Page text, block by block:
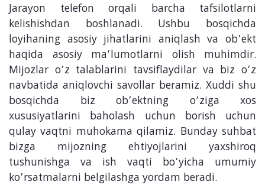
Jarayon telefon orqali barcha tafsilotlarni
kelishishdan boshlanadi. Ushbu bosqichda
loyihaning asosiy jihatlarini aniqlash va ob’ekt
haqida asosiy ma’lumotlarni olish muhimdir.
Mijozlar o’z talablarini tavsiflaydilar va biz o’z
navbatida aniqlovchi savollar beramiz. Xuddi shu
bosqichda biz ob’ektning o’ziga xos
xususiyatlarini baholash uchun borish uchun
qulay vaqtni muhokama qilamiz. Bunday suhbat
bizga mijozning ehtiyojlarini yaxshiroq
tushunishga va ish vaqti bo’yicha umumiy
ko’rsatmalarni belgilashga yordam beradi.